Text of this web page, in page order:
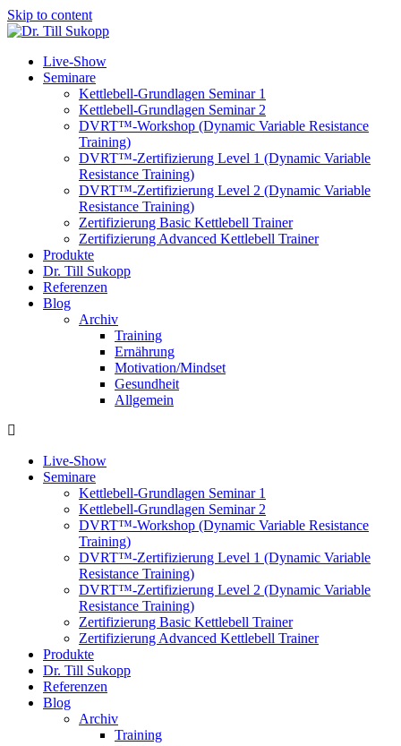
Skip to content
Live-Show
Seminare
Kettlebell-Grundlagen Seminar 1
Kettlebell-Grundlagen Seminar 2
DVRT™-Workshop (Dynamic Variable Resistance
Training)
DVRT™-Zertifizierung Level 1 (Dynamic Variable
Resistance Training)
DVRT™-Zertifizierung Level 2 (Dynamic Variable
Resistance Training)
Zertifizierung Basic Kettlebell Trainer
Zertifizierung Advanced Kettlebell Trainer
Produkte
Dr. Till Sukopp
Referenzen
Blog
Archiv
Training
Ernährung
Motivation/Mindset
Gesundheit
Allgemein
Live-Show
Seminare
Kettlebell-Grundlagen Seminar 1
Kettlebell-Grundlagen Seminar 2
DVRT™-Workshop (Dynamic Variable Resistance
Training)
DVRT™-Zertifizierung Level 1 (Dynamic Variable
Resistance Training)
DVRT™-Zertifizierung Level 2 (Dynamic Variable
Resistance Training)
Zertifizierung Basic Kettlebell Trainer
Zertifizierung Advanced Kettlebell Trainer
Produkte
Dr. Till Sukopp
Referenzen
Blog
Archiv
Training